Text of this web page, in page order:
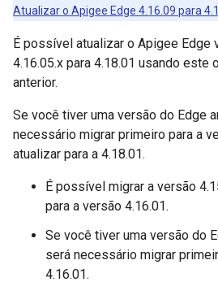
Atualizar o Apigee Edge 4.16.09 para
É possível atualizar o Apigee Edge
4.16.05.x para 4.18.01 usando este
anterior.
Se você tiver uma versão do Edge
necessário migrar primeiro para a
atualizar para a 4.18.01.
É possível migrar a versão
para a versão 4.16.01.
Se você tiver uma versão do
será necessário migrar
4.16.01.